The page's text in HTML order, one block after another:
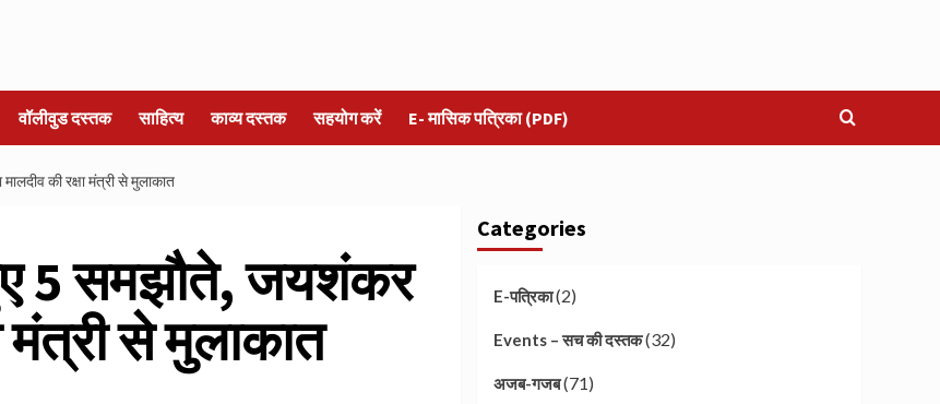
वॉलीवुड दस्तक साहित्य काव्य दस्तक सहयोग करें E- मासिक पत्रिका (PDF)
की रक्षा मंत्री से मुलाकात
5 समझौते, जयशंकर
मंत्री से मुलाकात
Categories
E-पत्रिका(2)
Events – सच की दस्तक(32)
अजब-गजब(71)